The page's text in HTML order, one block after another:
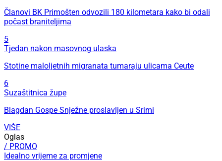
Članovi BK Primošten odvozili 180 kilometara kako bi odali
počast braniteljima
5
Tjedan nakon masovnog ulaska
Stotine maloljetnih migranata tumaraju ulicama Ceute
6
Suzaštitnica župe
Blagdan Gospe Snježne proslavljen u Srimi
VIŠE
Oglas
/ PROMO
Idealno vrijeme za promjene